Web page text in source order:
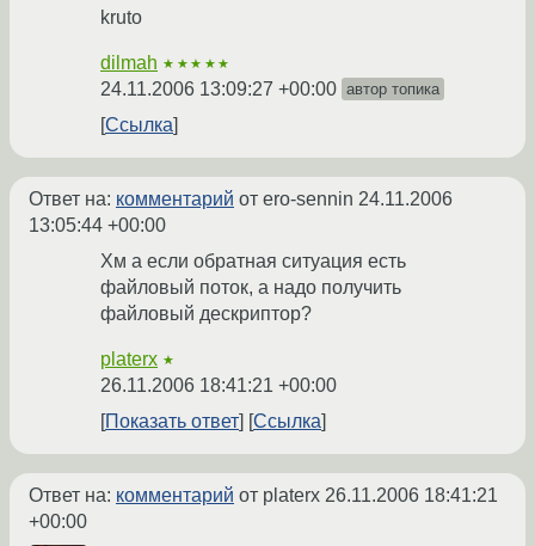
kruto
dilmah ★★★★★
24.11.2006 13:09:27 +00:00 автор топика
Ссылка
Ответ на: комментарий от ero-sennin 24.11.2006
13:05:44 +00:00
Хм а если обратная ситуация есть
файловый поток, а надо получить
файловый дескриптор?
platerx ★
26.11.2006 18:41:21 +00:00
Показать ответ
Ссылка
Ответ на: комментарий от platerx 26.11.2006 18:41:21
+00:00